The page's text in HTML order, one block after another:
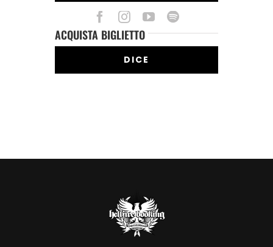
ACQUISTA BIGLIETTO
DICE